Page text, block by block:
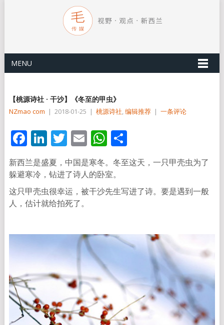
MENU
【桃源诗社 · 干沙】《冬至的甲虫》
NZmao com | 2018-01-25 | 桃源诗社,编辑推荐 | 一条评论
Facebook
LinkedIn
Twitter
EmailWhatsApp
分
享
新西兰是盛夏，中国是寒冬。冬至这天，一只甲壳虫为了
躲避寒冷，钻进了诗人的卧室。
这只甲壳虫很幸运，被干沙先生写进了诗。要是遇到一般
人， 估计就给拍死了。